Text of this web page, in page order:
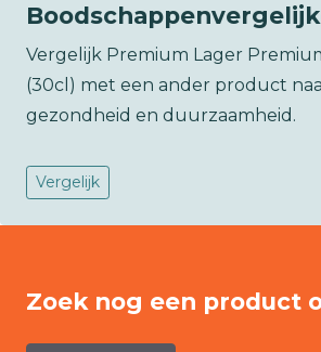
Vergelijk Premium Lager
(30cl) met een ander product
gezondheid en duurzaamheid.
Vergelijk
Zoek nog een product